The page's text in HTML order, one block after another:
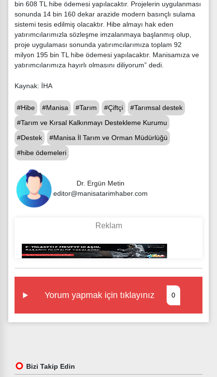
bin 608 TL hibe ödemesi yapılacaktır. Projelerin uygulanması
sonunda 14 bin 160 dekar arazide modern basınçlı sulama
sistemi tesis edilmiş olacaktır. Hibe almayı hak eden
yatırımcılarımızla sözleşme imzalanmaya başlanmış olup,
proje uygulaması sonunda yatırımcılarımıza toplam 92
milyon 195 bin TL hibe ödemesi yapılacaktır. Manisamıza ve
yatırımcılarımıza hayırlı olmasını diliyorum” dedi.
Kaynak: İHA
#Hibe #Manisa #Tarım #Çiftçi
#Tarımsal destek
#Tarım ve Kırsal Kalkınmayı Destekleme Kurumu
#Destek
#Manisa İl Tarım ve Orman Müdürlüğü
#hibe ödemeleri
Dr. Ergün Metin
editor@manisatarimhaber.com
Yorum yapmak için tıklayınız 0
Bizi Takip Edin